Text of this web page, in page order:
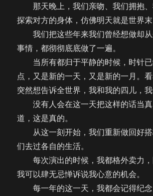
那天晚上，我们亲吻、我们拥抱、
探索对方的身体，仿佛明天就是世界末
我们把这些年来我们曾经想做却从
事情，都彻彻底底做了一遍。
当所有都归于平静的时候，时针已
点，又是新的一天，又是新的一月。
突然想告诉全世界，我和我的四儿，我
没有人会在这一天把这样的话当真
道，这是真的。
从这一刻开始，我们重新做回好搭
们去过各自的生活。
每次演出的时候，我都格外卖力，
我可以肆无忌惮诉说我心意的机会。
每一年的这一天，我都会记得纪念